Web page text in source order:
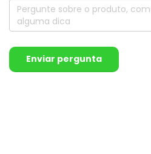
Enviar pergunta